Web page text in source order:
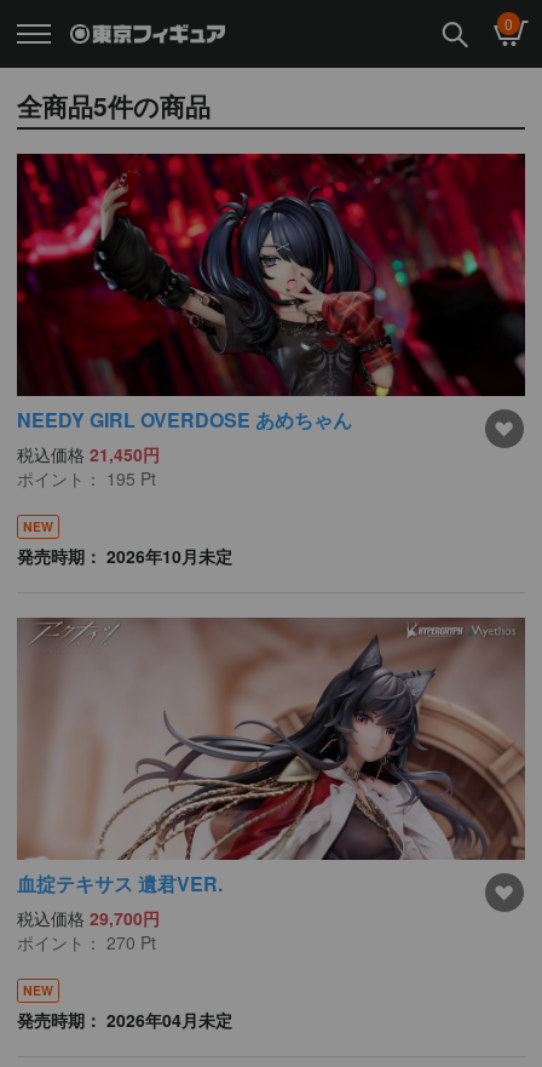
0
全商品5件の商品
NEEDY GIRL OVERDOSE あめちゃん
税込価格 21,450円
ポイント： 195 Pt
NEW
発売時期： 2026年10月未定
血掟テキサス 遺君VER.
税込価格 29,700円
ポイント： 270 Pt
NEW
発売時期： 2026年04月未定